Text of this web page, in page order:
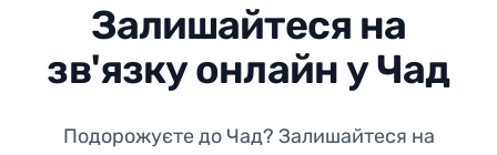
Залишайтеся на
зв'язку онлайн у Чад
Подорожуєте до Чад? Залишайтеся на